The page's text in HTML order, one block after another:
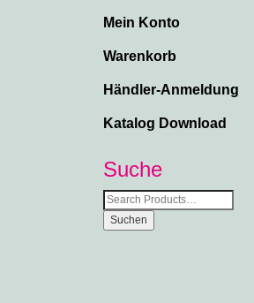
Mein Konto
Warenkorb
Händler-Anmeldung
Katalog Download
Suche
Suche
nach: